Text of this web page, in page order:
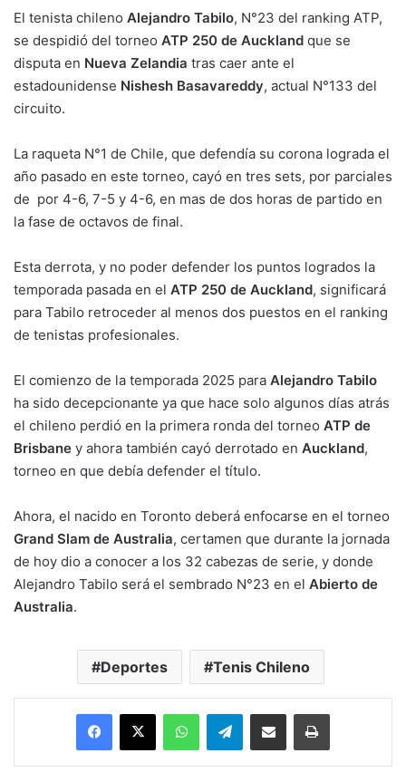
El tenista chileno Alejandro Tabilo, N°23 del ranking ATP,
se despidió del torneo ATP 250 de Auckland que se
disputa en Nueva Zelandia tras caer ante el
estadounidense Nishesh Basavareddy, actual N°133 del
circuito.
La raqueta N°1 de Chile, que defendía su corona lograda el
año pasado en este torneo, cayó en tres sets, por parciales
de por 4-6, 7-5 y 4-6, en mas de dos horas de partido en
la fase de octavos de final.
Esta derrota, y no poder defender los puntos logrados la
temporada pasada en el ATP 250 de Auckland, significará
para Tabilo retroceder al menos dos puestos en el ranking
de tenistas profesionales.
El comienzo de la temporada 2025 para Alejandro Tabilo
ha sido decepcionante ya que hace solo algunos días atrás
el chileno perdió en la primera ronda del torneo ATP de
Brisbane y ahora también cayó derrotado en Auckland,
torneo en que debía defender el título.
Ahora, el nacido en Toronto deberá enfocarse en el torneo
Grand Slam de Australia, certamen que durante la jornada
de hoy dio a conocer a los 32 cabezas de serie, y donde
Alejandro Tabilo será el sembrado N°23 en el Abierto de
Australia.
Deportes Tenis Chileno
Facebook
X WhatsAppTelegramEnviar vía email Imprimir